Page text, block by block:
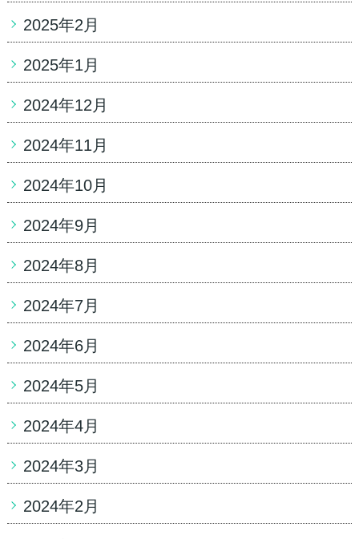
2025年2月
2025年1月
2024年12月
2024年11月
2024年10月
2024年9月
2024年8月
2024年7月
2024年6月
2024年5月
2024年4月
2024年3月
2024年2月